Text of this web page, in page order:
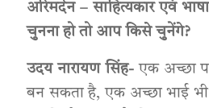
अरिमर्दन – साहित्यकार एवं
चुनना हो तो आप किसे चुनेंगे?
उदय नारायण सिंह-एक अच्छा
बन सकता है, एक अच्छा भाई